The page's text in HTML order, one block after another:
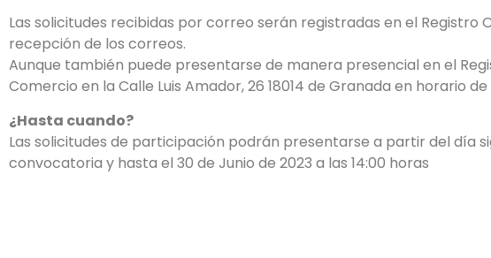
Las solicitudes recibidas por correo serán registradas en el
recepción de los correos.
Aunque también puede presentarse de manera presencial en el
Comercio en la Calle Luis Amador, 26 18014 de Granada en horario de
¿Hasta cuando?
Las solicitudes de participación podrán presentarse a partir del día
convocatoria y hasta el 30 de Junio de 2023 a las 14:00 horas